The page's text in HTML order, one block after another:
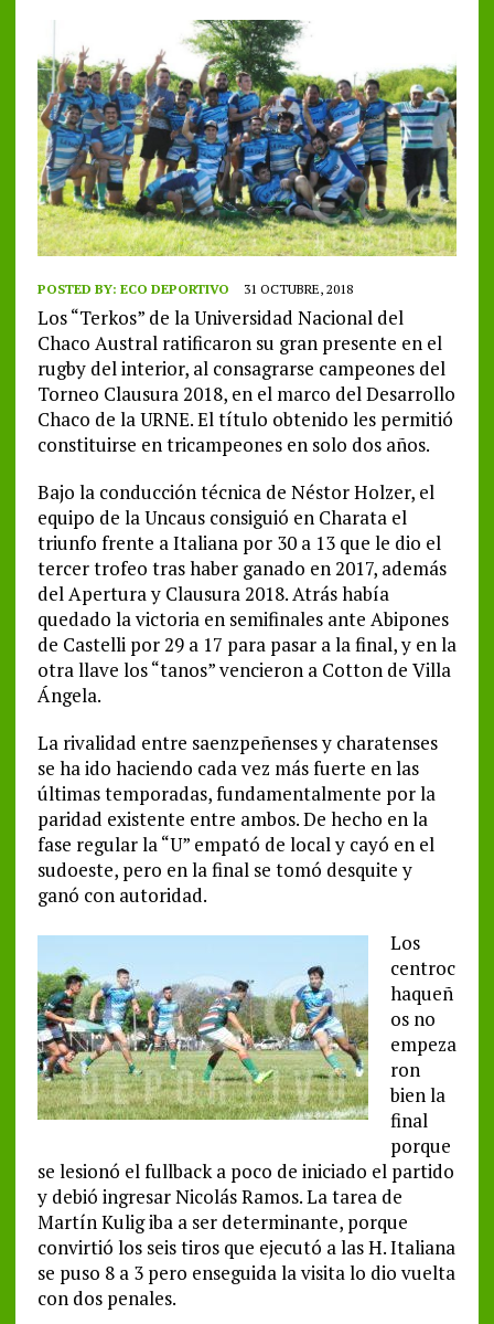
POSTED BY: ECO DEPORTIVO 31 OCTUBRE, 2018
Los “Terkos” de la Universidad Nacional del
Chaco Austral ratificaron su gran presente en el
rugby del interior, al consagrarse campeones del
Torneo Clausura 2018, en el marco del Desarrollo
Chaco de la URNE. El título obtenido les permitió
constituirse en tricampeones en solo dos años.
Bajo la conducción técnica de Néstor Holzer, el
equipo de la Uncaus consiguió en Charata el
triunfo frente a Italiana por 30 a 13 que le dio el
tercer trofeo tras haber ganado en 2017, además
del Apertura y Clausura 2018. Atrás había
quedado la victoria en semifinales ante Abipones
de Castelli por 29 a 17 para pasar a la final, y en la
otra llave los “tanos” vencieron a Cotton de Villa
Ángela.
La rivalidad entre saenzpeñenses y charatenses
se ha ido haciendo cada vez más fuerte en las
últimas temporadas, fundamentalmente por la
paridad existente entre ambos. De hecho en la
fase regular la “U” empató de local y cayó en el
sudoeste, pero en la final se tomó desquite y
ganó con autoridad.
Los
centroc
haqueñ
os no
empeza
ron
bien la
final
porque
se lesionó el fullback a poco de iniciado el partido
y debió ingresar Nicolás Ramos. La tarea de
Martín Kulig iba a ser determinante, porque
convirtió los seis tiros que ejecutó a las H. Italiana
se puso 8 a 3 pero enseguida la visita lo dio vuelta
con dos penales.